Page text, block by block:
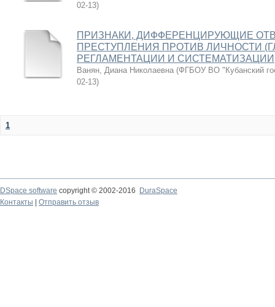
02-13)
ПРИЗНАКИ, ДИФФЕРЕНЦИРУЮЩИЕ
ПРЕСТУПЛЕНИЯ ПРОТИВ ЛИЧНОСТИ
РЕГЛАМЕНТАЦИИ И СИСТЕМАТИЗАЦИИ
Ванян, Диана Николаевна (ФГБОУ ВО "Кубанский
02-13)
1
DSpace software copyright © 2002-2016
DuraSpace
Контакты
Отправить отзыв